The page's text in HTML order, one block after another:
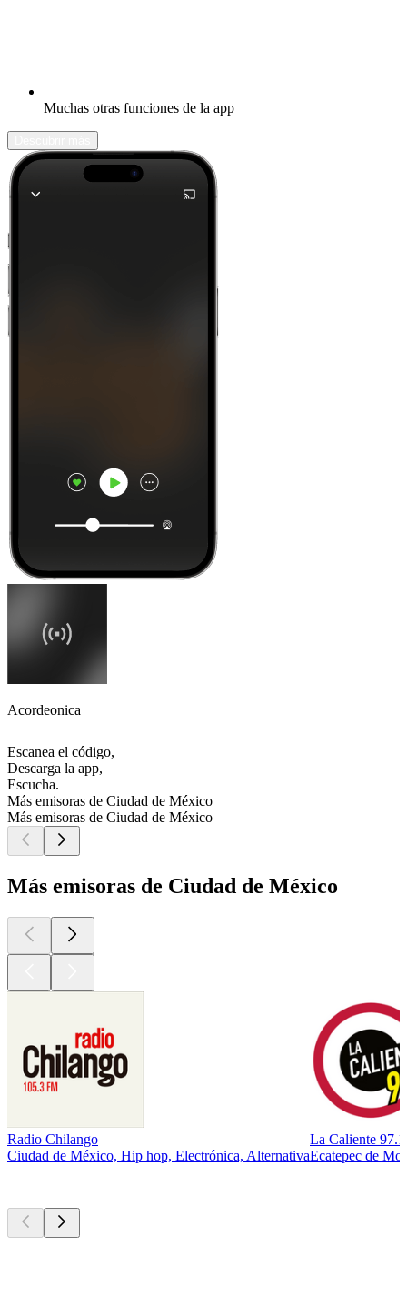
Muchas otras funciones de la app
Acordeonica
Escanea el código,
Descarga la app,
Escucha.
Más emisoras de Ciudad de México
Más emisoras de Ciudad de México
Más emisoras de Ciudad de México
Radio Chilango
Ciudad de México, Hip hop, Electrónica, Alternativa
La Caliente
Ecatepec de